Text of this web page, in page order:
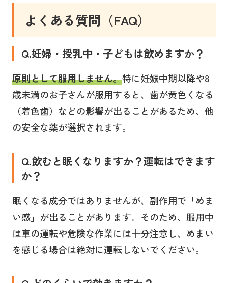
よくある質問（FAQ）
Q.妊婦・授乳中・子どもは飲めますか？
原則として服用しません。特に妊娠中期以降や8
歳未満のお子さんが服用すると、歯が黄色くなる
（着色歯）などの影響が出ることがあるため、他
の安全な薬が選択されます。
Q.飲むと眠くなりますか？運転はできます
か？
眠くなる成分ではありませんが、副作用で「めま
い感」が出ることがあります。そのため、服用中
は車の運転や危険な作業には十分注意し、めまい
を感じる場合は絶対に運転しないでください。